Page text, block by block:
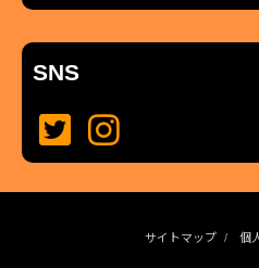
SNS
サイトマップ 個